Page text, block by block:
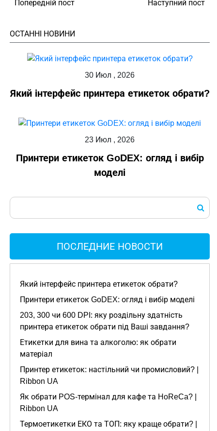
ПОСЛЕДНИЕ НОВОСТИ
Який інтерфейс принтера етикеток обрати?
Принтери етикеток GoDEX: огляд і вибір моделі
203, 300 чи 600 DPI: яку роздільну здатність
принтера етикеток обрати під Ваші завдання?
Етикетки для вина та алкоголю: як обрати
матеріал
Принтер етикеток: настільний чи промисловий? |
Ribbon UA
Як обрати POS-термінал для кафе та HoReCa? |
Ribbon UA
Термоетикетки ЕКО та ТОП: яку краще обрати? |
Попередній пост Наступний пост
ОСТАННІ НОВИНИ
30 Июл , 2026
Який інтерфейс принтера етикеток обрати?
23 Июл , 2026
Принтери етикеток GoDEX: огляд і вибір
моделі